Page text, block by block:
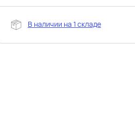
В наличии на 1 складе